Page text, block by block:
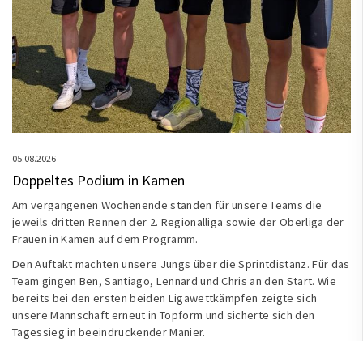
05.08.2026
Doppeltes Podium in Kamen
Am vergangenen Wochenende standen für unsere Teams die
jeweils dritten Rennen der 2. Regionalliga sowie der Oberliga der
Frauen in Kamen auf dem Programm.
Den Auftakt machten unsere Jungs über die Sprintdistanz. Für das
Team gingen Ben, Santiago, Lennard und Chris an den Start. Wie
bereits bei den ersten beiden Ligawettkämpfen zeigte sich
unsere Mannschaft erneut in Topform und sicherte sich den
Tagessieg in beeindruckender Manier.